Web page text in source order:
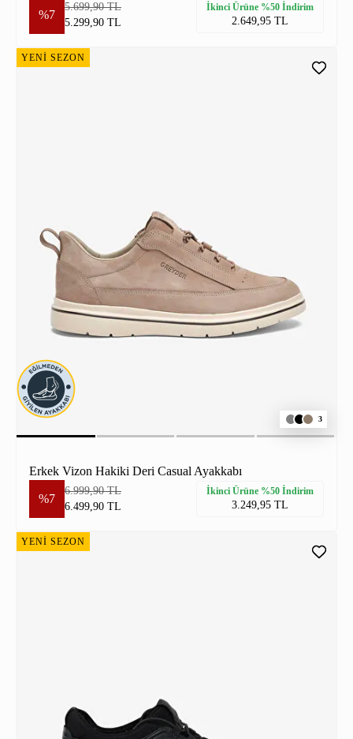
%7
5.699,90 TL
5.299,90 TL
İkinci Ürüne %50 İndirim
2.649,95 TL
YENİ SEZON
3
Erkek Vizon Hakiki Deri Casual Ayakkabı
%7
6.999,90 TL
6.499,90 TL
İkinci Ürüne %50 İndirim
3.249,95 TL
YENİ SEZON